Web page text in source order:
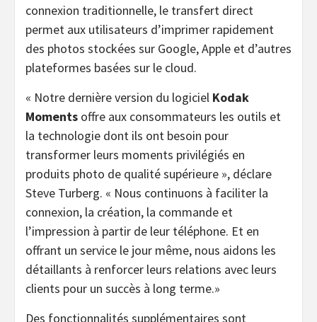
connexion traditionnelle, le transfert direct
permet aux utilisateurs d’imprimer rapidement
des photos stockées sur Google, Apple et d’autres
plateformes basées sur le cloud.
« Notre dernière version du logiciel Kodak
Moments offre aux consommateurs les outils et
la technologie dont ils ont besoin pour
transformer leurs moments privilégiés en
produits photo de qualité supérieure », déclare
Steve Turberg. « Nous continuons à faciliter la
connexion, la création, la commande et
l’impression à partir de leur téléphone. Et en
offrant un service le jour même, nous aidons les
détaillants à renforcer leurs relations avec leurs
clients pour un succès à long terme.»
Des fonctionnalités supplémentaires sont